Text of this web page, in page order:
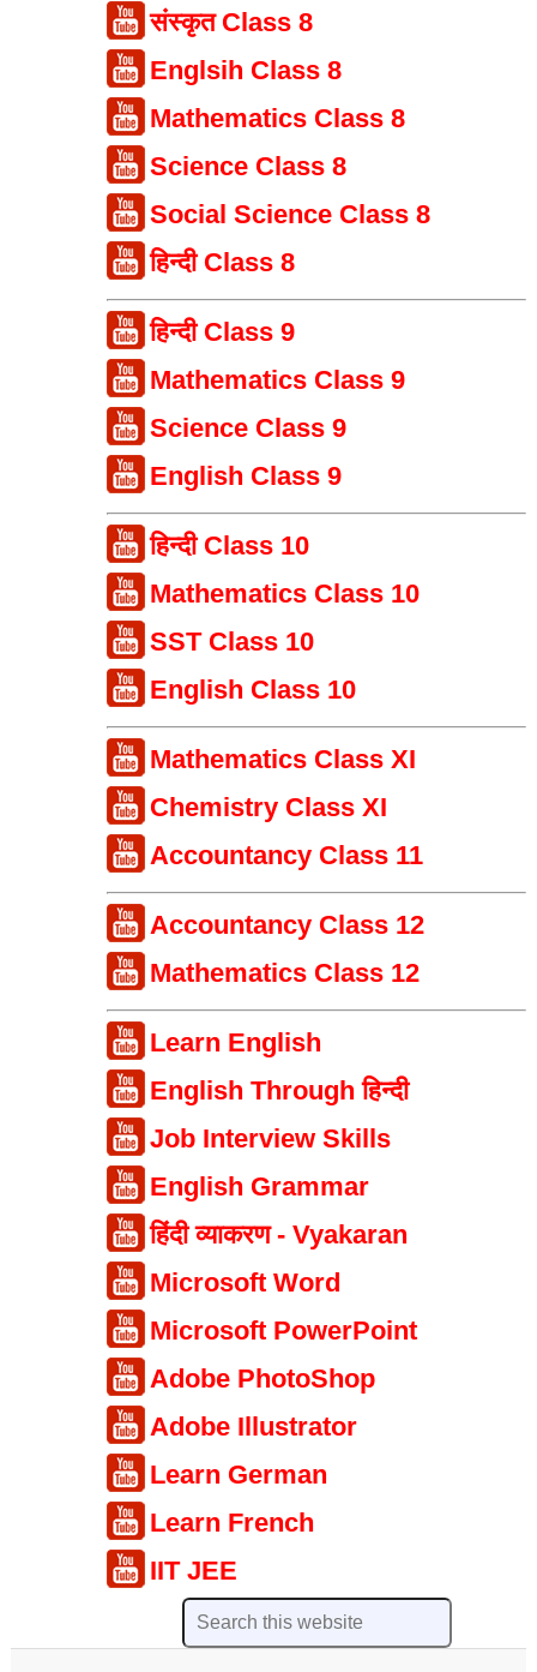
संस्कृत Class 8
Englsih Class 8
Mathematics Class 8
Science Class 8
Social Science Class 8
हिन्दी Class 8
हिन्दी Class 9
Mathematics Class 9
Science Class 9
English Class 9
हिन्दी Class 10
Mathematics Class 10
SST Class 10
English Class 10
Mathematics Class XI
Chemistry Class XI
Accountancy Class 11
Accountancy Class 12
Mathematics Class 12
Learn English
English Through हिन्दी
Job Interview Skills
English Grammar
हिंदी व्याकरण - Vyakaran
Microsoft Word
Microsoft PowerPoint
Adobe PhotoShop
Adobe Illustrator
Learn German
Learn French
IIT JEE